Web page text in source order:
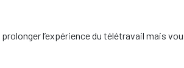
l’expérience du télétravail mais